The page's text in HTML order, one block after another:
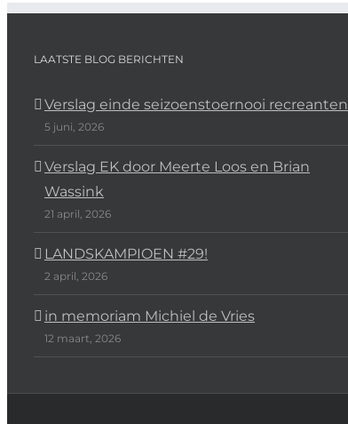
LAATSTE BLOG BERICHTEN
Verslag einde seizoenstoernooi recreanten
5 juni, 2026
Verslag EK door Meerte Loos en Brian
Wassink
21 april, 2026
LANDSKAMPIOEN #29!
2 april, 2026
in memoriam Michiel de Vries
12 maart, 2026